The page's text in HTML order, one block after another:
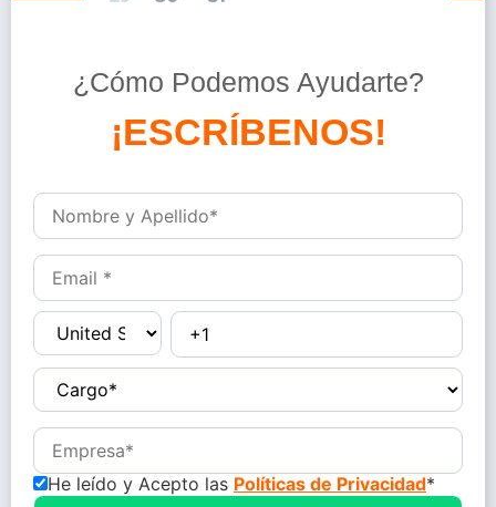
¿Cómo Podemos Ayudarte?
D
He leído y Acepto las Políticas de Privacidad*